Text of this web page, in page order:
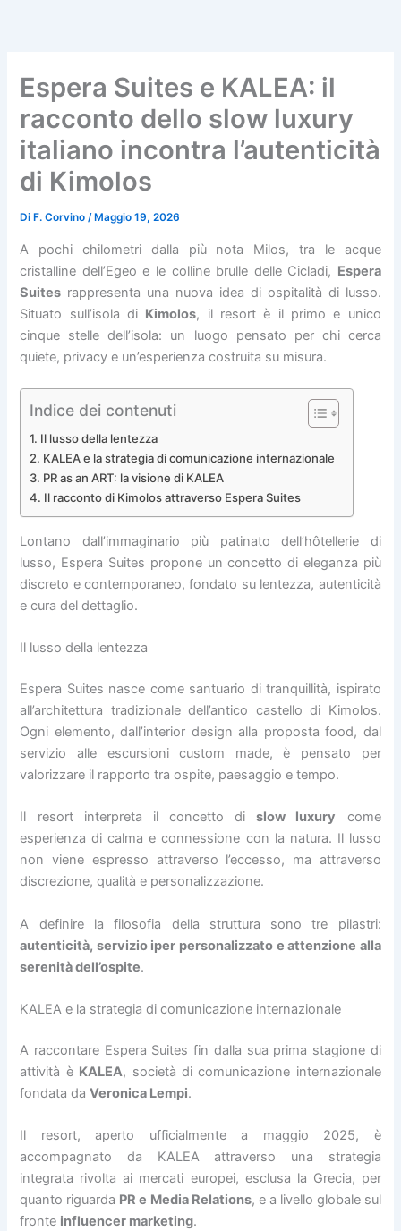
Espera Suites e KALEA: il
racconto dello slow luxury
italiano incontra l’autenticità
di Kimolos
Di F. Corvino/ Maggio 19, 2026
A pochi chilometri dalla più nota Milos, tra le acque
cristalline dell’Egeo e le colline brulle delle Cicladi, Espera
Suites rappresenta una nuova idea di ospitalità di lusso.
Situato sull’isola di Kimolos, il resort è il primo e unico
cinque stelle dell’isola: un luogo pensato per chi cerca
quiete, privacy e un’esperienza costruita su misura.
Indice dei contenuti
Il lusso della lentezza
KALEA e la strategia di comunicazione internazionale
PR as an ART: la visione di KALEA
Il racconto di Kimolos attraverso Espera Suites
Lontano dall’immaginario più patinato dell’hôtellerie di
lusso, Espera Suites propone un concetto di eleganza più
discreto e contemporaneo, fondato su lentezza, autenticità
e cura del dettaglio.
Il lusso della lentezza
Espera Suites nasce come santuario di tranquillità, ispirato
all’architettura tradizionale dell’antico castello di Kimolos.
Ogni elemento, dall’interior design alla proposta food, dal
servizio alle escursioni custom made, è pensato per
valorizzare il rapporto tra ospite, paesaggio e tempo.
Il resort interpreta il concetto dislow luxury come
esperienza di calma e connessione con la natura. Il lusso
non viene espresso attraverso l’eccesso, ma attraverso
discrezione, qualità e personalizzazione.
A definire la filosofia della struttura sono tre pilastri:
autenticità, servizio iper personalizzato e attenzione alla
serenità dell’ospite.
KALEA e la strategia di comunicazione internazionale
A raccontare Espera Suites fin dalla sua prima stagione di
attività è KALEA, società di comunicazione internazionale
fondata daVeronica Lempi.
Il resort, aperto ufficialmente a maggio 2025, è
accompagnato da KALEA attraverso una strategia
integrata rivolta ai mercati europei, esclusa la Grecia, per
quanto riguarda PR e Media Relations, e a livello globale sul
fronte influencer marketing.